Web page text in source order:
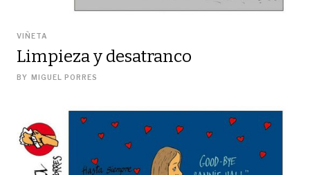
VIÑETA
Limpieza y desatranco
BY MIGUEL PORRES